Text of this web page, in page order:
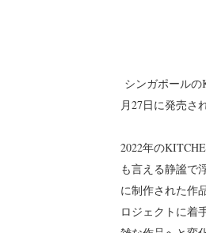
シンガポール
月27日に発売さ
2022年の
も言える静謐で
に制作された作
ロジェクトに着